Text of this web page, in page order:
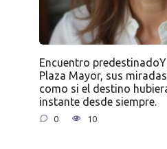
Encuentro
Plaza Mayor, sus
como si el destino
instante desde siempre.
0 10